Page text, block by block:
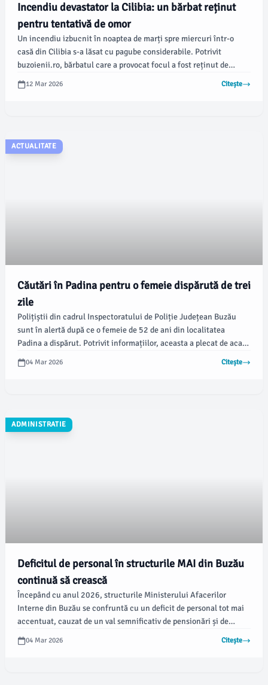
Incendiu devastator la Cilibia: un bărbat reținut
pentru tentativă de omor
Un incendiu izbucnit în noaptea de marți spre miercuri într-o
casă din Cilibia s-a lăsat cu pagube considerabile. Potrivit
buzoienii.ro, bărbatul care a provocat focul a fost reținut de
polițiști, iar procurorii au solicitat arestarea sa preventivă pentru
fapte grave, inclusiv tentativă de omor calificat și distrugere.
12 Mar 2026 Citește
ACTUALITATE
Căutări în Padina pentru o femeie dispărută de trei
zile
Polițiștii din cadrul Inspectoratului de Poliție Județean Buzău
sunt în alertă după ce o femeie de 52 de ani din localitatea
Padina a dispărut. Potrivit informațiilor, aceasta a plecat de acasă
pe 2 martie și nu a mai revenit.
04 Mar 2026 Citește
ADMINISTRATIE
Deficitul de personal în structurile MAI din Buzău
continuă să crească
Începând cu anul 2026, structurile Ministerului Afacerilor
Interne din Buzău se confruntă cu un deficit de personal tot mai
accentuat, cauzat de un val semnificativ de pensionări și de
recrutări insuficiente pentru a acoperi necesarul operațional.
Datele comunicate de instituțiile locale arată presiuni asupra
04 Mar 2026 Citește